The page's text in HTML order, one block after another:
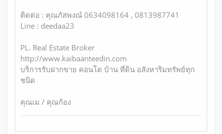
ติดต่อ : คุณภัสพงณ์ 0634098164 , 0813987741
Line : deedaa23
PL. Real Estate Broker
http://www.kaibaanteedin.com
บริการรับฝากขาย คอนโด บ้าน ที่ดิน อสังหาริมทรัพย์ทุก
ชนิด
คุณเม / คุณก้อง